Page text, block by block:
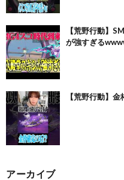
【荒野行動】
が強すぎる
【荒野行動】
アーカイブ